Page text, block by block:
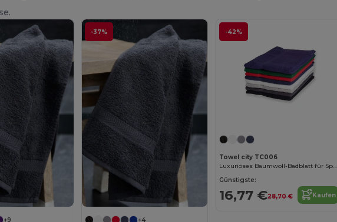
+9
-37%
+4
-42%
Towel city TC006
Luxuriöses Baumwoll-Badblatt für Spa und Hotel
Günstigste:
16,77 €28,70 € Kaufen